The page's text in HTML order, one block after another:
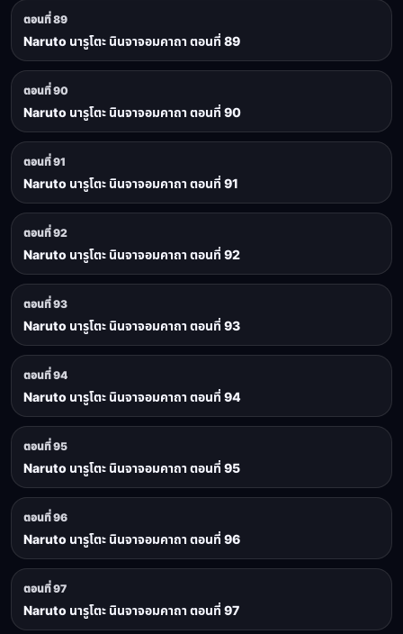
ตอนที่ 89
Naruto นารูโตะ นินจาจอมคาถา ตอนที่ 89
ตอนที่ 90
Naruto นารูโตะ นินจาจอมคาถา ตอนที่ 90
ตอนที่ 91
Naruto นารูโตะ นินจาจอมคาถา ตอนที่ 91
ตอนที่ 92
Naruto นารูโตะ นินจาจอมคาถา ตอนที่ 92
ตอนที่ 93
Naruto นารูโตะ นินจาจอมคาถา ตอนที่ 93
ตอนที่ 94
Naruto นารูโตะ นินจาจอมคาถา ตอนที่ 94
ตอนที่ 95
Naruto นารูโตะ นินจาจอมคาถา ตอนที่ 95
ตอนที่ 96
Naruto นารูโตะ นินจาจอมคาถา ตอนที่ 96
ตอนที่ 97
Naruto นารูโตะ นินจาจอมคาถา ตอนที่ 97